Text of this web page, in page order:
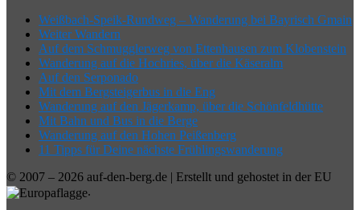
Weißbach-Speik-Rundweg – Wanderung bei Bayrisch Gmain
Weiter Wandern
Auf dem Schmugglerweg von Ettenhausen zum Klobenstein
Wanderung auf die Hochries, über die Käseralm
Auf den Serponado
Mit dem Bergsteigerbus in die Eng
Wanderung auf den Jägerkamp, über die Schönfeldhütte
Mit Bahn und Bus in die Berge
Wanderung auf den Hohen Peißenberg
11 Tipps für Deine nächste Frühlingswanderung
© 2007 – 2026 auf-den-berg.de | Erstellt und gehostet in der EU
.